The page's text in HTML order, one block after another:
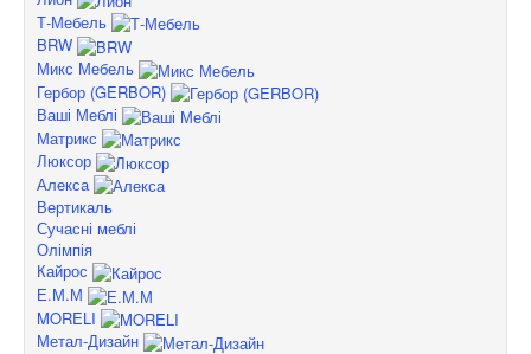
Т-Мебель
BRW
Микс Мебель
Гербор (GERBOR)
Ваші Меблі
Матрикс
Люксор
Алекса
Вертикаль
Сучасні меблі
Олімпія
Кайрос
Е.М.М
MORELI
Метал-Дизайн